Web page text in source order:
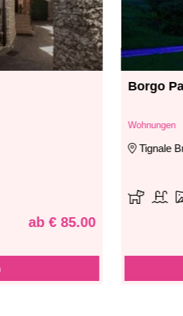
ab € 85.00
Borgo
Wohnungen
Tignale